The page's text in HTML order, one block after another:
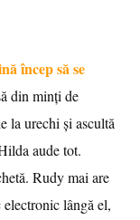
încep să se
din minți de
la urechi și ascultă
aude tot.
Rudy mai are
lângă el,